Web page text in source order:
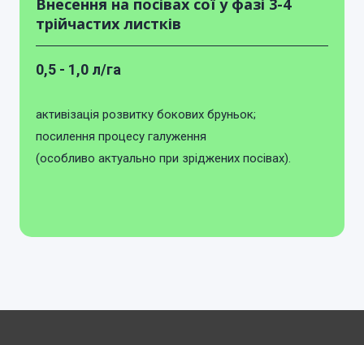
Внесення на посівах сої у фазі 3-4
трійчастих листків
0,5 - 1,0 л/га
активізація розвитку бокових бруньок;
посилення процесу галуження
(особливо актуально при зріджених посівах).